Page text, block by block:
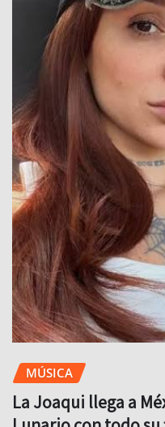
MÚSICA
La Joaqui llega a